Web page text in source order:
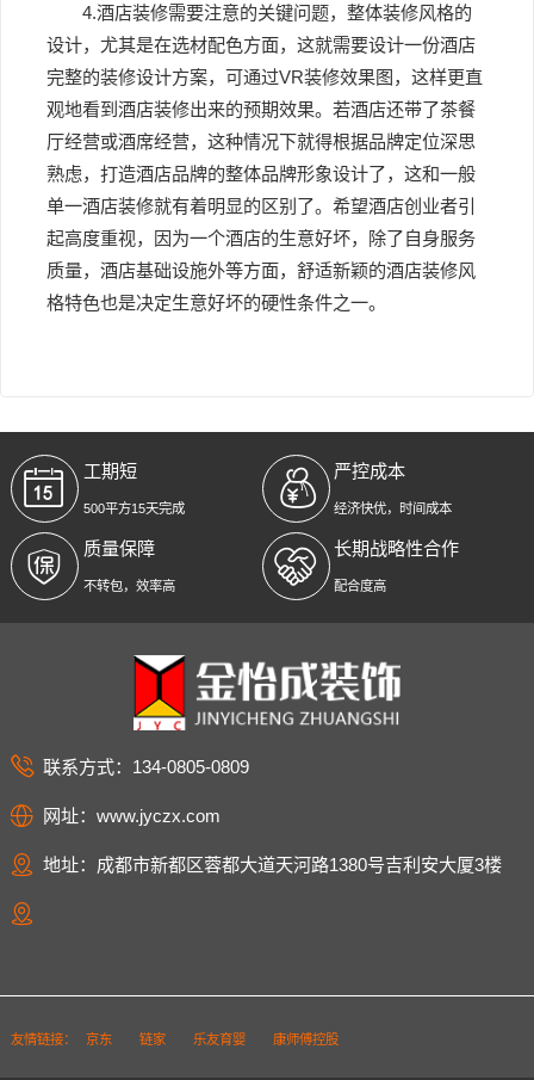
4.酒店装修需要注意的关键问题，整体装修风格的
设计，尤其是在选材配色方面，这就需要设计一份酒店
完整的装修设计方案，可通过VR装修效果图，这样更直
观地看到酒店装修出来的预期效果。若酒店还带了茶餐
厅经营或酒席经营，这种情况下就得根据品牌定位深思
熟虑，打造酒店品牌的整体品牌形象设计了，这和一般
单一酒店装修就有着明显的区别了。希望酒店创业者引
起高度重视，因为一个酒店的生意好坏，除了自身服务
质量，酒店基础设施外等方面，舒适新颖的酒店装修风
格特色也是决定生意好坏的硬性条件之一。
工期短
500平方15天完成
严控成本
经济快优，时间成本
质量保障
不转包，效率高
长期战略性合作
配合度高
联系方式：134-0805-0809
网址：www.jyczx.com
地址：成都市新都区蓉都大道天河路1380号吉利安大厦3楼
友情链接： 京东 链家 乐友育婴 康师傅控股